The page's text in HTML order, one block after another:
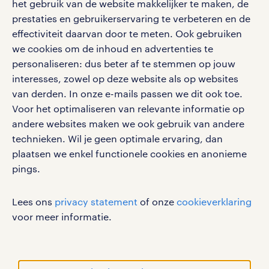
het gebruik van de website makkelijker te maken, de
prestaties en gebruikerservaring te verbeteren en de
effectiviteit daarvan door te meten. Ook gebruiken
we cookies om de inhoud en advertenties te
personaliseren: dus beter af te stemmen op jouw
interesses, zowel op deze website als op websites
van derden. In onze e-mails passen we dit ook toe.
Voor het optimaliseren van relevante informatie op
andere websites maken we ook gebruik van andere
technieken. Wil je geen optimale ervaring, dan
plaatsen we enkel functionele cookies en anonieme
pings.
Lees ons privacy statement of onze cookieverklaring
voor meer informatie.
salarischecker
bruto-netto calculator
klachten en misstanden
Eenvoudig, snel en overal.
apple app store
google play store
social media
Volg ons voor de leukste content omtrent
vacatures, solliciteren en inspiratie.
werken bij randstad
privacystatement